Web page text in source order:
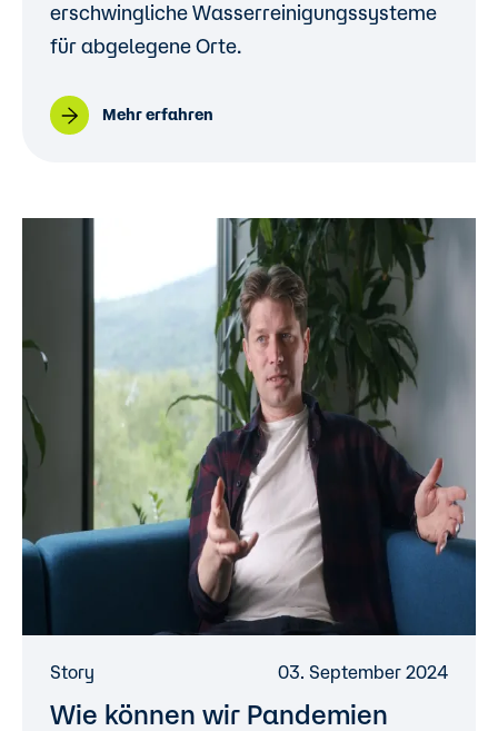
erschwingliche Wasserreinigungssysteme
für abgelegene Orte.
Mehr erfahren
Story 03. September 2024
Wie können wir Pandemien